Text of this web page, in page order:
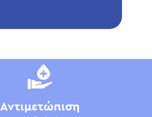
Αντιμετώπιση